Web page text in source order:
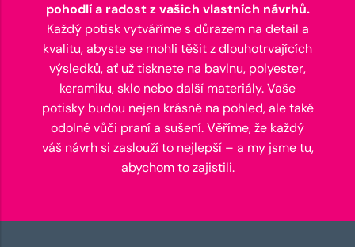
pohodlí a radost z vašich vlastních návrhů.
Každý potisk vytváříme s důrazem na detail a
kvalitu, abyste se mohli těšit z dlouhotrvajících
výsledků, ať už tisknete na bavlnu, polyester,
keramiku, sklo nebo další materiály. Vaše
potisky budou nejen krásné na pohled, ale také
odolné vůči praní a sušení. Věříme, že každý
váš návrh si zaslouží to nejlepší – a my jsme tu,
abychom to zajistili.